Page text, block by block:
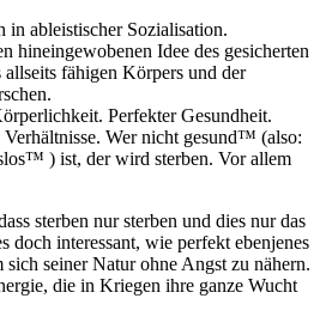
ableistischer Sozialisation.
hineingewobenen Idee des gesicherten
fähigen Körpers und der
Perfekter Gesundheit.
Wer nicht gesund™ (also:
) ist, der wird sterben. Vor allem
sterben nur sterben und dies nur das
doch interessant, wie perfekt ebenjenes
sich seiner Natur ohne Angst zu nähern.
die in Kriegen ihre ganze Wucht